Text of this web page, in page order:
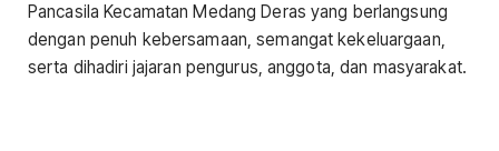
Pancasila Kecamatan Medang Deras yang berlangsung
dengan penuh kebersamaan, semangat kekeluargaan,
serta dihadiri jajaran pengurus, anggota, dan masyarakat.